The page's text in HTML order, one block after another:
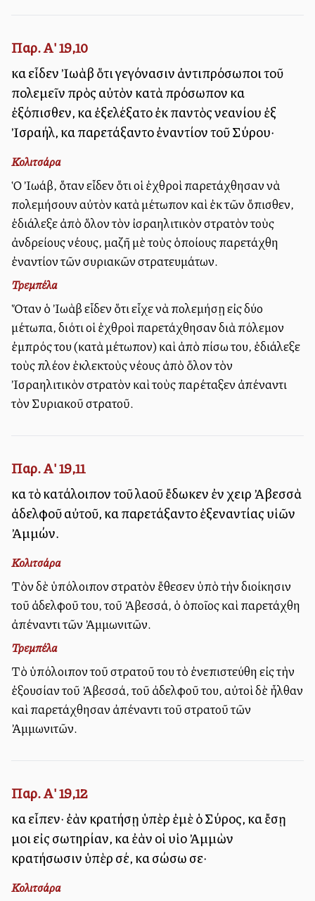
Παρ. Α' 19,10
καὶ εἶδεν Ἰωὰβ ὅτι γεγόνασιν ἀντιπρόσωποι τοῦ
πολεμεῖν πρὸς αὐτὸν κατὰ πρόσωπον καὶ
ἐξόπισθεν, καὶ ἐξελέξατο ἐκ παντὸς νεανίου ἐξ
Ἰσραήλ, καὶ παρετάξαντο ἐναντίον τοῦ Σύρου·
Κολιτσάρα
Ὁ Ἰωάβ, ὅταν εἶδεν ὅτι οἱ ἐχθροὶ παρετάχθησαν νὰ
πολεμήσουν αὐτὸν κατὰ μέτωπον καὶ ἐκ τῶν ὄπισθεν,
ἐδιάλεξε ἀπὸ ὅλον τὸν ἰσραηλιτικὸν στρατὸν τοὺς
ἀνδρείους νέους, μαζῆ μὲ τοὺς ὁποίους παρετάχθη
ἐναντίον τῶν συριακῶν στρατευμάτων.
Τρεμπέλα
Ὅταν ὁ Ἰωὰβ εἶδεν ὅτι εἶχε νὰ πολεμήσῃ εἰς δύο
μέτωπα, διότι οἱ ἐχθροὶ παρετάχθησαν διὰ πόλεμον
ἐμπρός του (κατὰ μέτωπον) καὶ ἀπὸ πίσω του, ἐδιάλεξε
τοὺς πλέον ἐκλεκτοὺς νέους ἀπὸ ὅλον τὸν
Ἰσραηλιτικὸν στρατὸν καὶ τοὺς παρέταξεν ἀπέναντι
τὸν Συριακοῦ στρατοῦ.
Παρ. Α' 19,11
καὶ τὸ κατάλοιπον τοῦ λαοῦ ἔδωκεν ἐν χειρὶ Ἀβεσσὰ
ἀδελφοῦ αὐτοῦ, καὶ παρετάξαντο ἐξεναντίας υἱῶν
Ἀμμών.
Κολιτσάρα
Τὸν δὲ ὑπόλοιπον στρατὸν ἔθεσεν ὑπὸ τὴν διοίκησιν
τοῦ ἀδελφοῦ του, τοῦ Ἀβεσσά, ὁ ὁποῖος καὶ παρετάχθη
ἀπέναντι τῶν Ἀμμωνιτῶν.
Τρεμπέλα
Τὸ ὑπόλοιπον τοῦ στρατοῦ του τὸ ἐνεπιστεύθη εἰς τὴν
ἐξουσίαν τοῦ Ἀβεσσά, τοῦ ἀδελφοῦ του, αὐτοὶ δὲ ἦλθαν
καὶ παρετάχθησαν ἀπέναντι τοῦ στρατοῦ τῶν
Ἀμμωνιτῶν.
Παρ. Α' 19,12
καὶ εἶπεν· ἐὰν κρατήσῃ ὑπὲρ ἐμὲ ὁ Σύρος, καὶ ἔσῃ
μοι εἰς σωτηρίαν, καὶ ἐὰν οἱ υἱοὶ Ἀμμὼν
κρατήσωσιν ὑπὲρ σέ, καὶ σώσω σε·
Κολιτσάρα